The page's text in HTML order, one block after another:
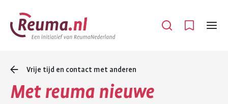
Spring
naar
hoofdinhoud
Spring
naar
footer
Open
Menu
Vrije tijd en contact met anderen
Met reuma nieuwe